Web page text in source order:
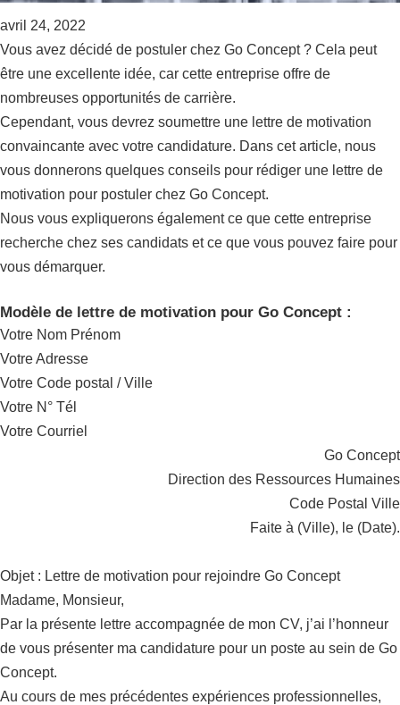
avril 24, 2022
Vous avez décidé de postuler chez Go Concept ? Cela peut
être une excellente idée, car cette entreprise offre de
nombreuses opportunités de carrière.
Cependant, vous devrez soumettre une lettre de motivation
convaincante avec votre candidature. Dans cet article, nous
vous donnerons quelques conseils pour rédiger une lettre de
motivation pour postuler chez Go Concept.
Nous vous expliquerons également ce que cette entreprise
recherche chez ses candidats et ce que vous pouvez faire pour
vous démarquer.
Modèle de lettre de motivation pour Go Concept :
Votre Nom Prénom
Votre Adresse
Votre Code postal / Ville
Votre N° Tél
Votre Courriel
Go Concept
Direction des Ressources Humaines
Code Postal Ville
Faite à (Ville), le (Date).
Objet : Lettre de motivation pour rejoindre Go Concept
Madame, Monsieur,
Par la présente lettre accompagnée de mon CV, j’ai l’honneur
de vous présenter ma candidature pour un poste au sein de Go
Concept.
Au cours de mes précédentes expériences professionnelles,